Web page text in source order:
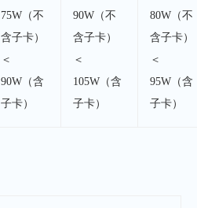
75W （不
含子卡）
＜
90W （含
子卡）
90W （不
含子卡）
＜
105W （含
子卡）
80W （不
含子卡）
＜
95W （含
子卡）